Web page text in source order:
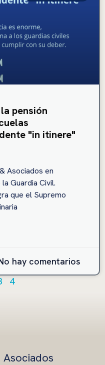
pensión
"in itinere"
Asociados en
Guardia Civil.
que el Supremo
hay comentarios
4